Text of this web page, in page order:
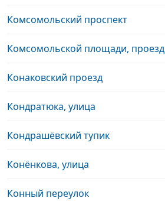
Комсомольский проспект
Комсомольской площади, проезд
Конаковский проезд
Кондратюка, улица
Кондрашёвский тупик
Конёнкова, улица
Конный переулок